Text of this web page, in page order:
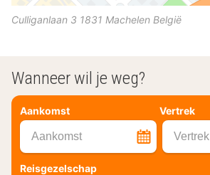
Culliganlaan 3 1831 Machelen België
Wanneer wil je weg?
Aankomst Vertrek
Aankomst Vertrek
Reisgezelschap